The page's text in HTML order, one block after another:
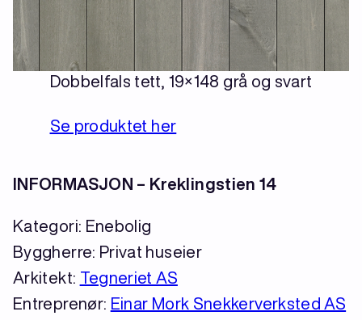
Dobbelfals tett, 19×148 grå og svart
Se produktet her
INFORMASJON – Kreklingstien 14
Kategori: Enebolig
Byggherre: Privat huseier
Arkitekt: Tegneriet AS
Entreprenør: Einar Mork Snekkerverksted AS